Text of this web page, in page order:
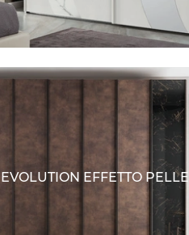
EVOLUTION EFFETTO PELLE